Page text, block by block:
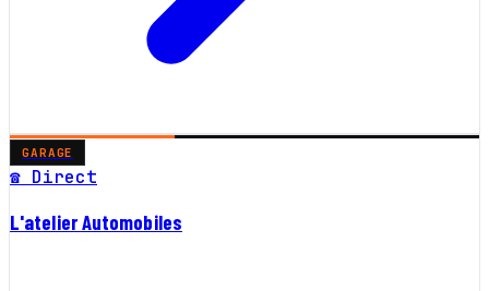
GARAGE
☎ Direct
L'atelier Automobiles